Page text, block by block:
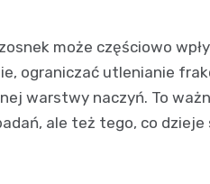
może częściowo
ograniczać utlenianie
warstwy naczyń. To
ale też tego, co dzieje